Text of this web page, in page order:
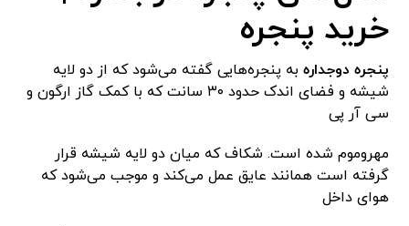
خرید پنجره
پنجره دوجداره به پنجره‌هایی گفته می‌شود که از دو لایه
شیشه و فضای اندک حدود ۳۰ سانت که با کمک گاز ارگون و
سی آر پی
مهروموم شده است. شکاف که میان دو لایه شیشه قرار
گرفته است همانند عایق عمل می‌کند و موجب می‌شود که
هوای داخل